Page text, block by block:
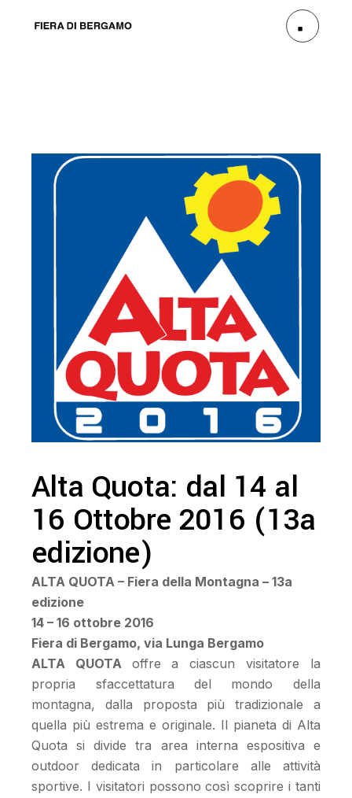
Alta Quota: dal 14 al
16 Ottobre 2016 (13a
edizione)
ALTA QUOTA – Fiera della Montagna – 13a
edizione
14 – 16 ottobre 2016
Fiera di Bergamo, via Lunga Bergamo
ALTA QUOTA offre a ciascun visitatore la
propria sfaccettatura del mondo della
montagna, dalla proposta più tradizionale a
quella più estrema e originale. Il pianeta di Alta
Quota si divide tra area interna espositiva e
outdoor dedicata in particolare alle attività
sportive. I visitatori possono così scoprire i tanti